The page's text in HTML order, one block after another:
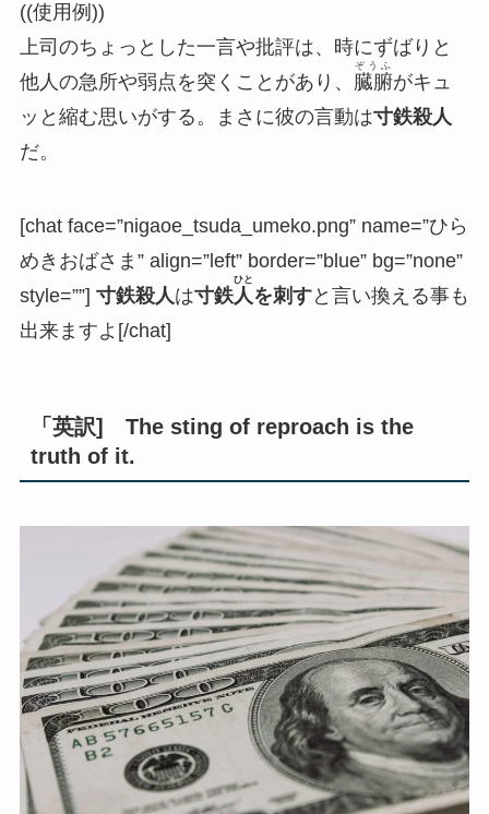
((使用例))
上司のちょっとした一言や批評は、時にずばりと
他人の急所や弱点を突くことがあり、 臓腑
ぞうふ
がキュ
ッと縮む思いがする。まさに彼の言動は寸鉄殺人
だ。
[chat face=”nigaoe_tsuda_umeko.png” name=”ひら
めきおばさま” align=”left” border=”blue” bg=”none”
style=””] 寸鉄殺人は寸鉄人
ひと
を刺すと言い換える事も
出来ますよ[/chat]
「英訳] The sting of reproach is the
truth of it.